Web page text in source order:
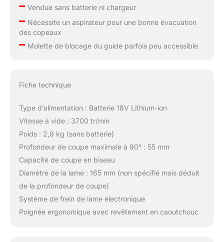
–Vendue sans batterie ni chargeur
–Nécessite un aspirateur pour une bonne évacuation
des copeaux
–Molette de blocage du guide parfois peu accessible
Fiche technique
Type d’alimentation : Batterie 18V Lithium-ion
Vitesse à vide : 3700 tr/min
Poids : 2,9 kg (sans batterie)
Profondeur de coupe maximale à 90° : 55 mm
Capacité de coupe en biseau
Diamètre de la lame : 165 mm (non spécifié mais déduit
de la profondeur de coupe)
Système de frein de lame électronique
Poignée ergonomique avec revêtement en caoutchouc